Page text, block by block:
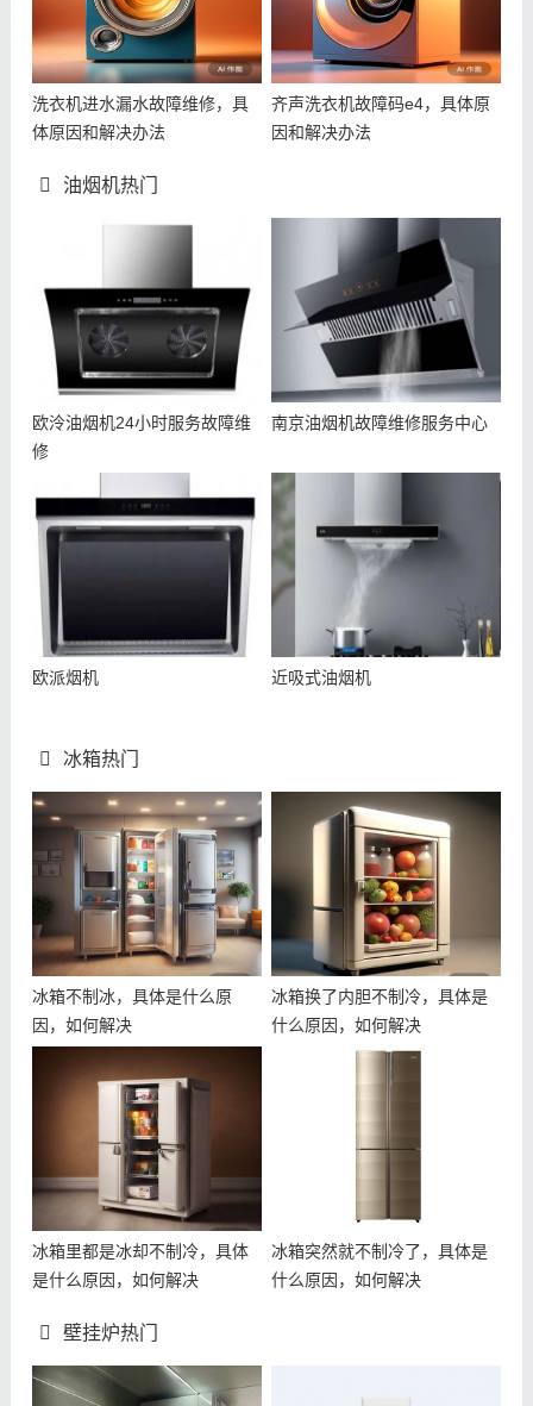
洗衣机进水漏水故障维修，具
体原因和解决办法
齐声洗衣机故障码e4，具体原
因和解决办法
油烟机热门
欧泠油烟机24小时服务故障维
修
南京油烟机故障维修服务中心
欧派烟机 近吸式油烟机
冰箱热门
冰箱不制冰，具体是什么原
因，如何解决
冰箱换了内胆不制冷，具体是
什么原因，如何解决
冰箱里都是冰却不制冷，具体
是什么原因，如何解决
冰箱突然就不制冷了，具体是
什么原因，如何解决
壁挂炉热门